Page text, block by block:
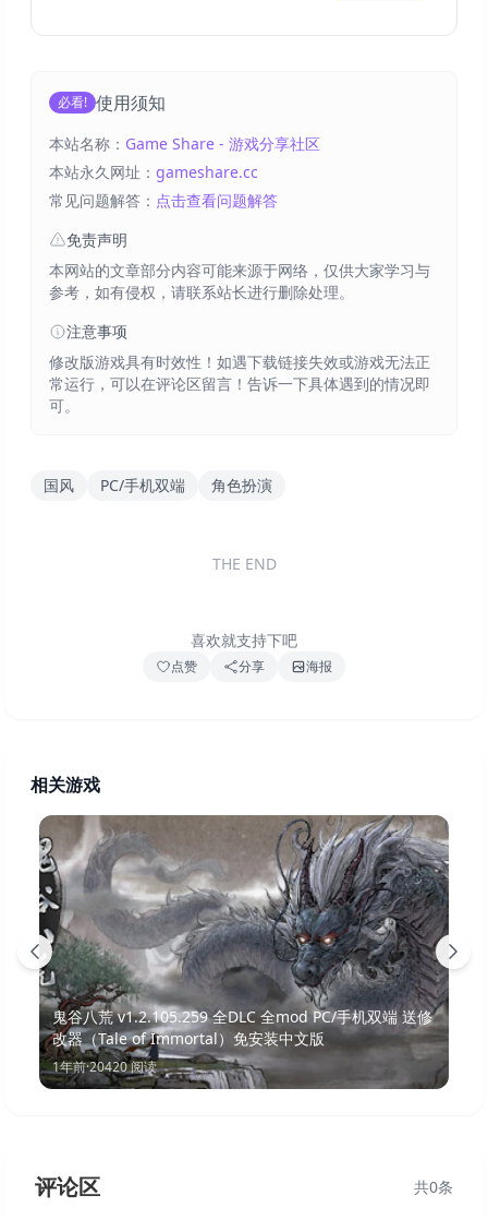
必看! 使用须知
本站名称： Game Share - 游戏分享社区
本站永久网址： gameshare.cc
常见问题解答： 点击查看问题解答
免责声明
本网站的文章部分内容可能来源于网络，仅供大家学习与
参考，如有侵权，请联系站长进行删除处理。
注意事项
修改版游戏具有时效性！如遇下载链接失效或游戏无法正
常运行，可以在评论区留言！告诉一下具体遇到的情况即
可。
国风 PC/手机双端 角色扮演
THE END
喜欢就支持下吧
点赞 分享 海报
相关游戏
鬼谷八荒 v1.2.105.259 全DLC 全mod PC/手机双端 送修
改器（Tale of Immortal）免安装中文版
1年前·20420阅读
评论区 共0条